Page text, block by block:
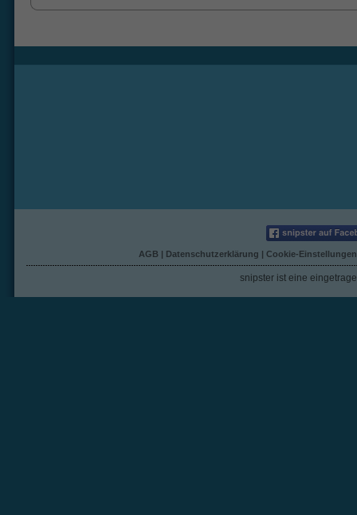
AGB | Datenschutzerklärung | Cookie-Einstellungen
snipster ist eine